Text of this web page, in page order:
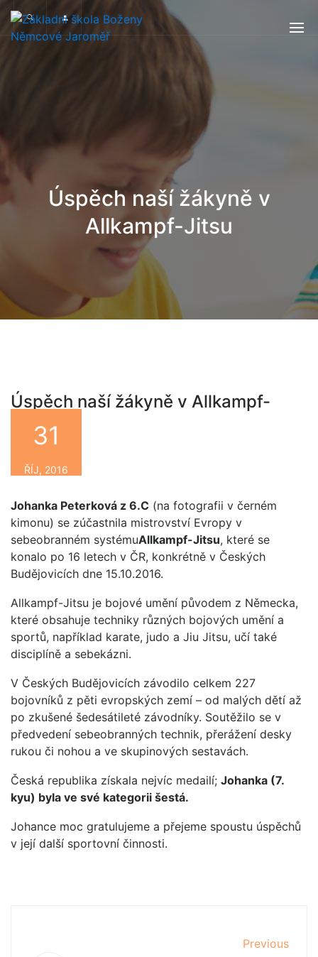
Úspěch naší žákyně v
Allkampf-Jitsu
Úspěch naší žákyně v Allkampf-
Jitsu31
ŘÍJ, 2016
Johanka Peterková z 6.C (na fotografii v černém
kimonu) se zúčastnila mistrovství Evropy v
sebeobranném systémuAllkampf-Jitsu, které se
konalo po 16 letech v ČR, konkrétně v Českých
Budějovicích dne 15.10.2016.
Allkampf-Jitsu je bojové umění původem z Německa,
které obsahuje techniky různých bojových umění a
sportů, například karate, judo a Jiu Jitsu, učí také
disciplíně a sebekázni.
V Českých Budějovicích závodilo celkem 227
bojovníků z pěti evropských zemí – od malých dětí až
po zkušené šedesátileté závodníky. Soutěžilo se v
předvedení sebeobranných technik, přerážení desky
rukou či nohou a ve skupinových sestavách.
Česká republika získala nejvíc medailí; Johanka (7.
kyu) byla ve své kategorii šestá.
Johance moc gratulujeme a přejeme spoustu úspěchů
v její další sportovní činnosti.
Previous